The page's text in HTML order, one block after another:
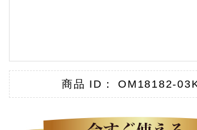
商品 ID： OM18182-